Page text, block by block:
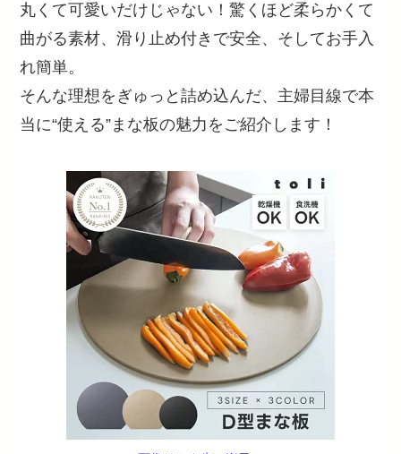
丸くて可愛いだけじゃない！驚くほど柔らかくて
曲がる素材、滑り止め付きで安全、そしてお手入
れ簡単。
そんな理想をぎゅっと詰め込んだ、主婦目線で本
当に“使える”まな板の魅力をご紹介します！